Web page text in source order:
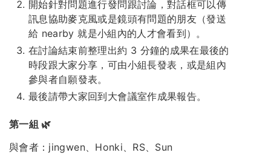
開始針對問題進行發問跟討論，對話框可以傳
訊息協助麥克風或是鏡頭有問題的朋友（發送
給 nearby 就是小組內的人才會看到）。
在討論結束前整理出約 3 分鐘的成果在最後的
時段跟大家分享，可由小組長發表，或是組內
參與者自願發表。
最後請帶大家回到大會議室作成果報告。
第一組 🌿
與會者：jingwen、Honki、RS、Sun